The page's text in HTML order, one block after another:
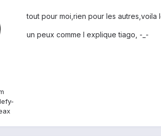
tout pour moi,rien pour les autres,voila
un peux comme l explique tiago, -_-